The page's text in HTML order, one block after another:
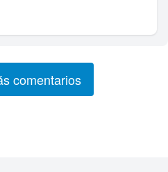
comentarios